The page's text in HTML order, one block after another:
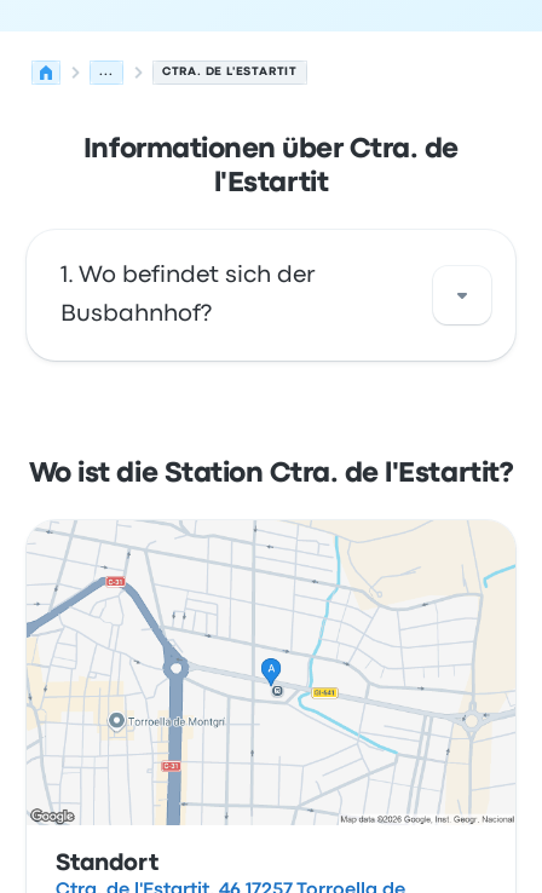
... CTRA. DE L'ESTARTIT
Informationen über Ctra. de
l'Estartit
Wo befindet sich der
Busbahnhof?
Girona, Spain. Sehen Sie sich den Standort
auf einer Karte an.
Wo ist die Station Ctra. de l'Estartit?
Standort